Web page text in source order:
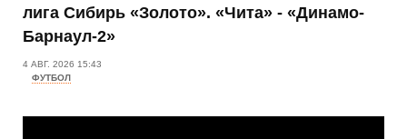
лига Сибирь «Золото». «Чита» - «Динамо-
Барнаул-2»
4 АВГ. 2026 15:43
ФУТБОЛ